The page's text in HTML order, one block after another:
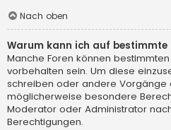
Nach oben
Warum kann ich auf bestimmte
Manche Foren können
vorbehalten sein. Um diese
schreiben oder andere Vorgänge
möglicherweise besondere
Moderator oder Administrator
Berechtigungen.